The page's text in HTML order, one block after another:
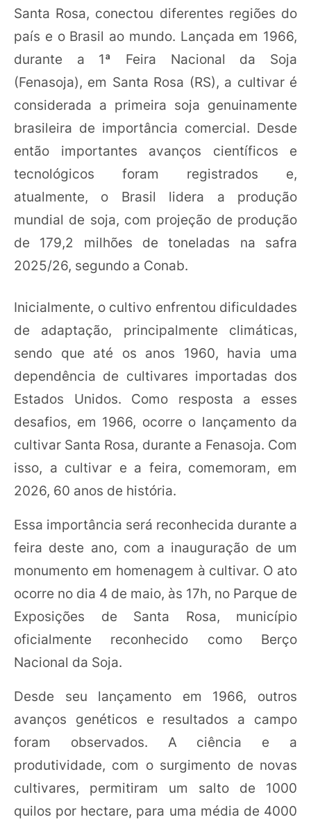
Santa Rosa, conectou diferentes regiões do
país e o Brasil ao mundo. Lançada em 1966,
durante a 1ª Feira Nacional da Soja
(Fenasoja), em Santa Rosa (RS), a cultivar é
considerada a primeira soja genuinamente
brasileira de importância comercial. Desde
então importantes avanços científicos e
tecnológicos foram registrados e,
atualmente, o Brasil lidera a produção
mundial de soja, com projeção de produção
de 179,2 milhões de toneladas na safra
2025/26, segundo a Conab.
Inicialmente, o cultivo enfrentou dificuldades
de adaptação, principalmente climáticas,
sendo que até os anos 1960, havia uma
dependência de cultivares importadas dos
Estados Unidos. Como resposta a esses
desafios, em 1966, ocorre o lançamento da
cultivar Santa Rosa, durante a Fenasoja. Com
isso, a cultivar e a feira, comemoram, em
2026, 60 anos de história.
Essa importância será reconhecida durante a
feira deste ano, com a inauguração de um
monumento em homenagem à cultivar. O ato
ocorre no dia 4 de maio, às 17h, no Parque de
Exposições de Santa Rosa, município
oficialmente reconhecido como Berço
Nacional da Soja.
Desde seu lançamento em 1966, outros
avanços genéticos e resultados a campo
foram observados. A ciência e a
produtividade, com o surgimento de novas
cultivares, permitiram um salto de 1000
quilos por hectare, para uma média de 4000